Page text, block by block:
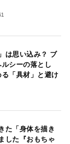
は思い込み？ ブ
シーの落とし
「具材」と避け
た「身体を描き
した『おもちゃ